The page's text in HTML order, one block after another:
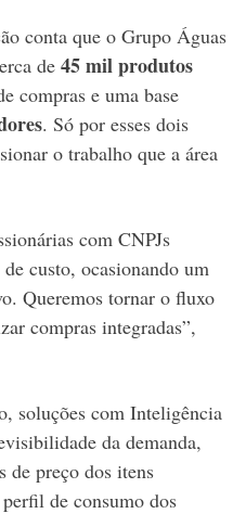
conta que o Grupo Águas
de 45 mil produtos
compras e uma base
. Só por esses dois
o trabalho que a área
com CNPJs
custo, ocasionando um
Queremos tornar o fluxo
compras integradas”,
soluções com Inteligência
da demanda,
de preço dos itens
de consumo dos